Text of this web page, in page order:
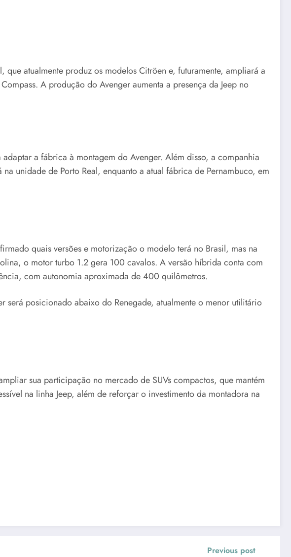
atualmente produz os modelos Citröen e, futuramente, ampliará a
A produção do Avenger aumenta a presença da Jeep no
a fábrica à montagem do Avenger. Além disso, a companhia
unidade de Porto Real, enquanto a atual fábrica de Pernambuco, em
quais versões e motorização o modelo terá no Brasil, mas na
o motor turbo 1.2 gera 100 cavalos. A versão híbrida conta com
com autonomia aproximada de 400 quilômetros.
posicionado abaixo do Renegade, atualmente o menor utilitário
sua participação no mercado de SUVs compactos, que mantém
na linha Jeep, além de reforçar o investimento da montadora na
Previous post